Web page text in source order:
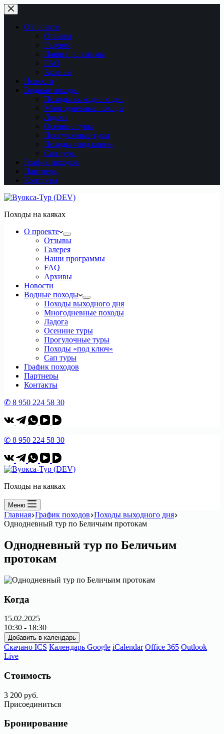
Перейти
к
сути
О проекте
Отзывы
Галерея
Наши программы
FAQ
Архивы
Новости
Водные походы
Походы выходного дня
Многодневные походы
Ладога
Осенние туры
Прогулочные туры
Походы «под ключ»
Сап туры
График походов
Партнеры
Контакты
Походы на каяках
О проекте
Отзывы
Галерея
Наши программы
FAQ
Архивы
Новости
Водные походы
Походы выходного дня
Многодневные походы
Ладога
Осенние туры
Прогулочные туры
Походы «под ключ»
Сап туры
График походов
Партнеры
Контакты
✆ 8 950 224 58 30
✆ 8 950 224 58 30
Походы на каяках
Меню
Главная График походов Походы выходного дня
Однодневный тур по Беличьим протокам
Однодневный тур по Беличьим
протокам
Когда
15.02.2025
10:30 - 18:30
Добавить в календарь
Скачано ICS Календарь Google iCalendar Office 365 Outlook
Live
Стоимость
3 200 руб.
Присоединиться
Бронирование